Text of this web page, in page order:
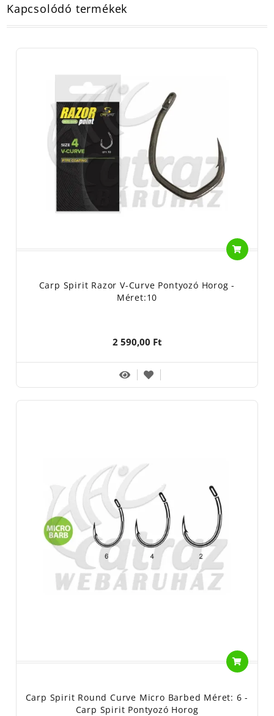
Kapcsolódó termékek
Carp Spirit Razor V-Curve Pontyozó Horog -
Méret:10
2 590,00 Ft
Carp Spirit Round Curve Micro Barbed Méret: 6 -
Carp Spirit Pontyozó Horog